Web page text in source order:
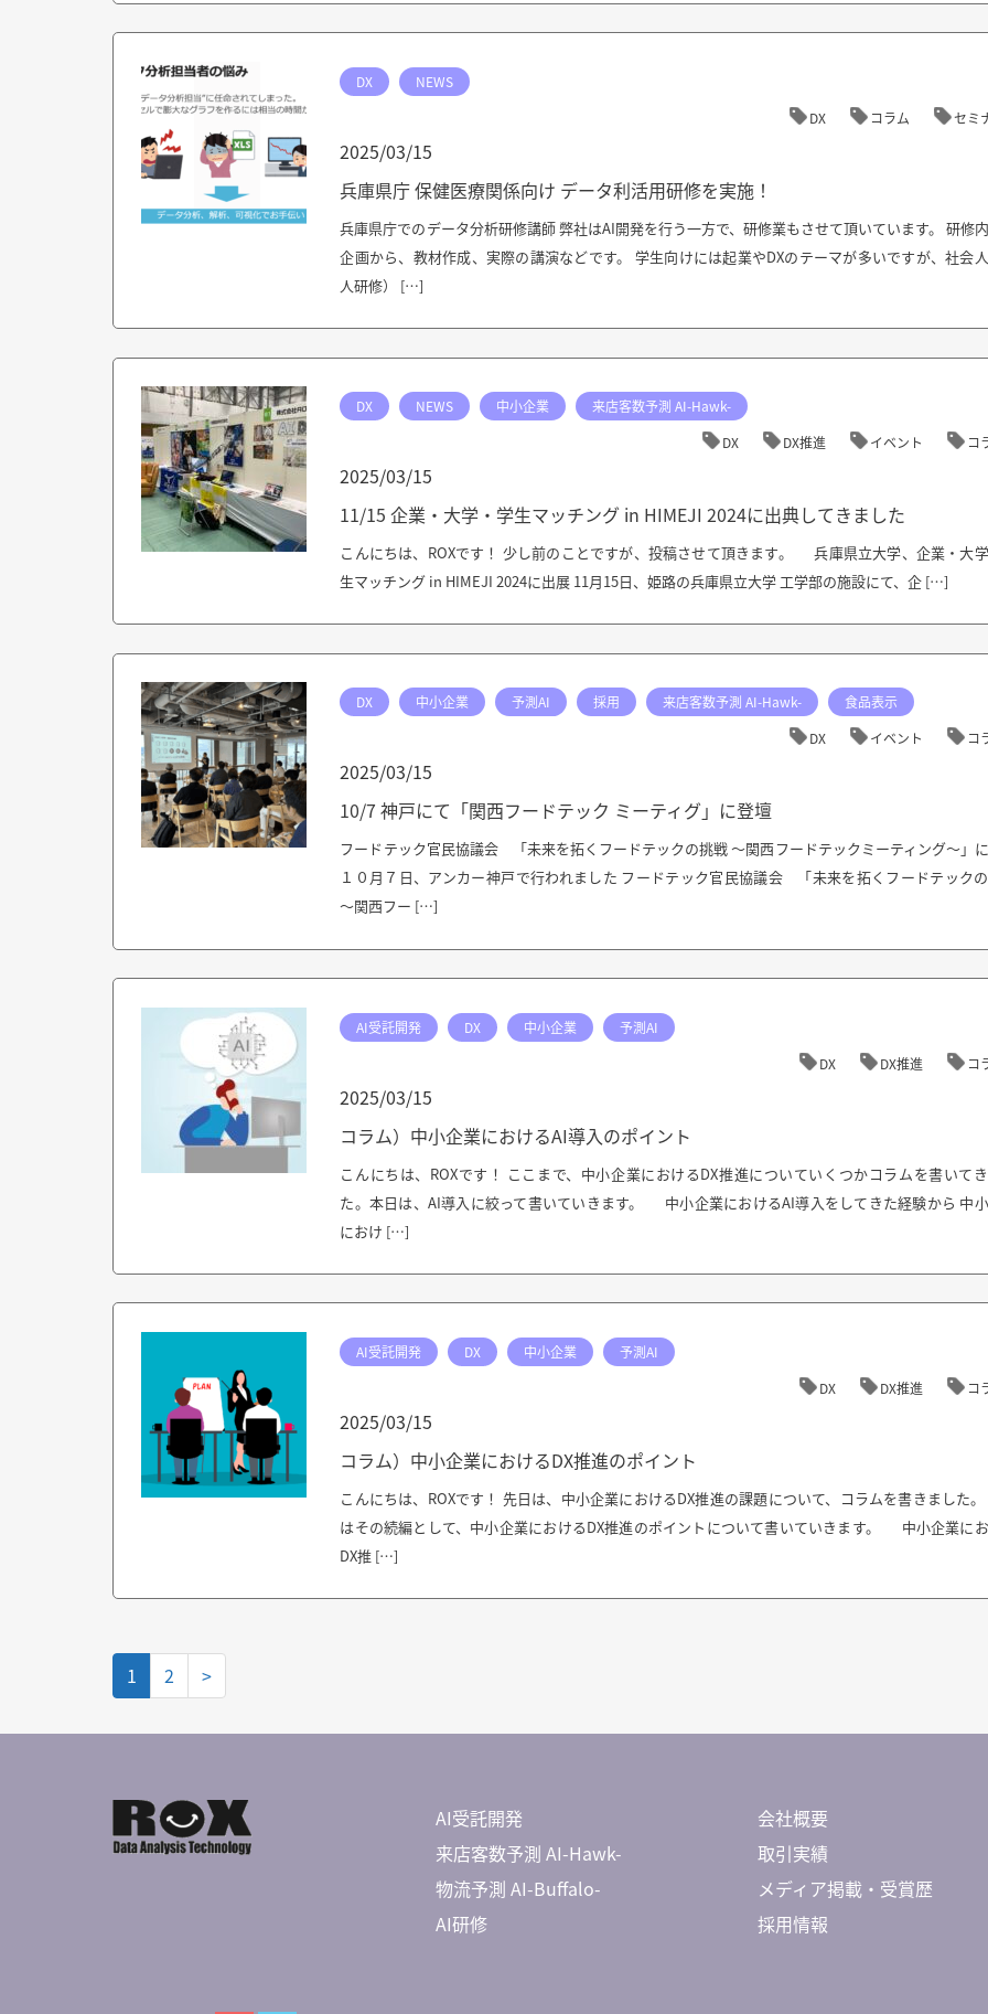
DX
NEWS
DX
コラム セミ
2025/03/15
兵庫県庁 保健医療関係向け データ利活用研修を実施！
兵庫県庁でのデータ分析研修講師 弊社はAI開発を行う一方で、研修業もさせて頂いています。 研修
企画から、教材作成、実際の講演などです。 学生向けには起業やDXのテーマが多いですが、社会
人研修） […]
DX NEWS 中小企業
来店客数予測 AI-Hawk-
DX
DX推進 イベント コ
2025/03/15
11/15 企業・大学・学生マッチング in HIMEJI 2024に出典してきました
こんにちは、ROXです！ 少し前のことですが、投稿させて頂きます。 兵庫県立大学、企業・大
生マッチング in HIMEJI 2024に出展 11月15日、姫路の兵庫県立大学 工学部の施設にて、企 […]
DX 中小企業 予測AI 採用 来店客数予測 AI-Hawk-
食品表示
DX
イベント コ
2025/03/15
10/7 神戸にて「関西フードテック ミーティグ」に登壇
フードテック官民協議会 「未来を拓くフードテックの挑戦 ～関西フードテックミーティング～」
１０月７日、アンカー神戸で行われました フードテック官民協議会 「未来を拓くフードテック
～関西フー […]
AI受託開発 DX 中小企業
予測AI
DX
DX推進 コ
2025/03/15
コラム）中小企業におけるAI導入のポイント
こんにちは、ROXです！ ここまで、中小企業におけるDX推進についていくつかコラムを書いて
た。本日は、AI導入に絞って書いていきます。 中小企業におけるAI導入をしてきた経験から 中
におけ […]
AI受託開発 DX 中小企業
予測AI
DX
DX推進 コ
2025/03/15
コラム）中小企業におけるDX推進のポイント
こんにちは、ROXです！ 先日は、中小企業におけるDX推進の課題について、コラムを書きました。
はその続編として、中小企業におけるDX推進のポイントについて書いていきます。 中小企業に
DX推 […]
1 2 >
AI受託開発
来店客数予測 AI-Hawk-
物流予測 AI-Buffalo-
AI研修
会社概要
取引実績
メディア掲載・受賞歴
採用情報